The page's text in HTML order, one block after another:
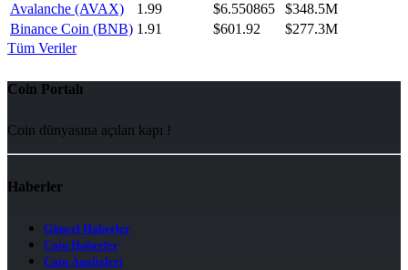
Avalanche (AVAX)
1.99 $6.550865
$348.5M
Binance Coin (BNB) 1.91 $601.92
$277.3M
Tüm Veriler
Coin Portalı
Coin dünyasına açılan kapı !
Haberler
Güncel Haberler
Coin Haberler
Coin Analizleri